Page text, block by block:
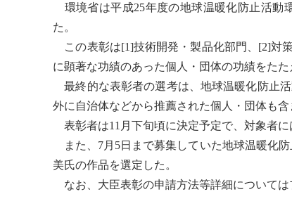
環境省は平成25年度の地球温暖化防止活動
た。
この表彰は[1]技術開発・製品化部門、[2]対
に顕著な功績のあった個人・団体の功績をたた
最終的な表彰者の選考は、 地球温暖化防止
外に自治体などから推薦された個人・団体も含
表彰者は11月下旬頃に決定予定で、対象者に
また、7月5日まで募集していた地球温暖化防
美氏の作品を選定した。
なお、大臣表彰の申請方法等詳細については